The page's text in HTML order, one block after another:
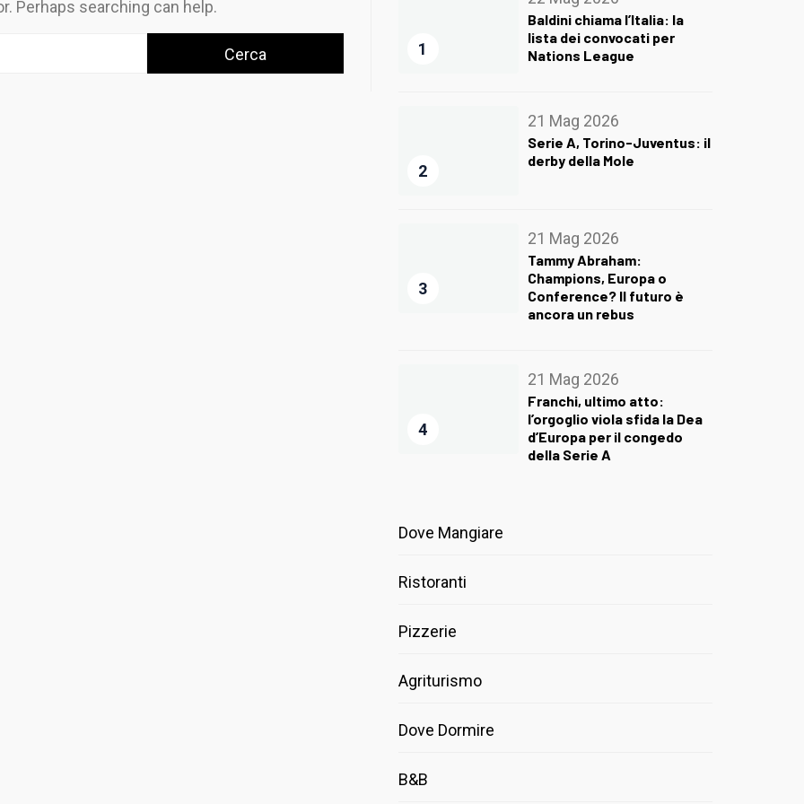
Perhaps searching can help.
1
Baldini chiama l’Italia: la
lista dei convocati per
Nations League
2
21 Mag 2026
Serie A, Torino-Juventus: il
derby della Mole
3
21 Mag 2026
Tammy Abraham:
Champions, Europa o
Conference? Il futuro è
ancora un rebus
4
21 Mag 2026
Franchi, ultimo atto:
l’orgoglio viola sfida la Dea
d’Europa per il congedo
della Serie A
Dove Mangiare
Ristoranti
Pizzerie
Agriturismo
Dove Dormire
B&B